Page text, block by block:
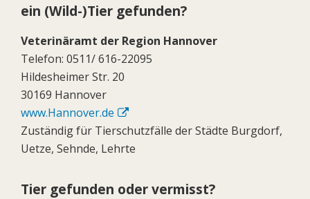
ein (Wild-)Tier gefunden?
Veterinäramt der Region Hannover
Telefon: 0511/ 616-22095
Hildesheimer Str. 20
30169 Hannover
www.Hannover.de
Zuständig für Tierschutzfälle der Städte Burgdorf,
Uetze, Sehnde, Lehrte
Tier gefunden oder vermisst?